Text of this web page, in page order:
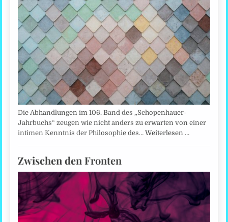
Die Abhandlungen im 106. Band des „Schopenhauer-
Jahrbuchs“ zeugen wie nicht anders zu erwarten von einer
intimen Kenntnis der Philosophie des…Weiterlesen …
Zwischen den Fronten